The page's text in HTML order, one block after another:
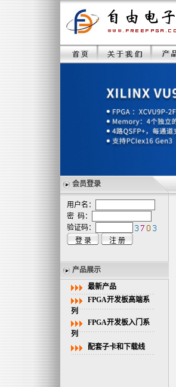
会员登录
用户名：
密 码：
验证码：
产品展示
最新产品
FPGA开发板高端系
列
FPGA开发板入门系
列
配套子卡和下载线